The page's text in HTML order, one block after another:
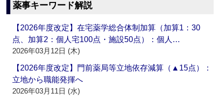
薬事キーワード解説
【2026年度改定】在宅薬学総合体制加算（加算1：30
点、加算2：個人宅100点・施設50点）：個人…
2026年03月12日 (木)
【2026年度改定】門前薬局等立地依存減算（▲15点）：
立地から職能発揮へ
2026年03月11日 (水)